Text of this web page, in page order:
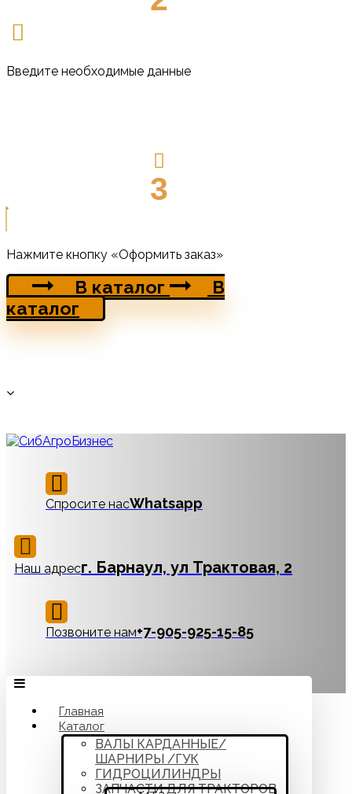
Введите необходимые данные
3
Нажмите кнопку «Оформить заказ»
В каталог
В
каталог
Спросите насWhatsapp
Наш адресг. Барнаул, ул Трактовая, 2
Позвоните нам‪+7-905-925-15-85
Главная
Каталог
ВАЛЫ КАРДАННЫЕ/
ШАРНИРЫ /ГУК
ГИДРОЦИЛИНДРЫ
ЗАПЧАСТИ ДЛЯ ТРАКТОРОВ